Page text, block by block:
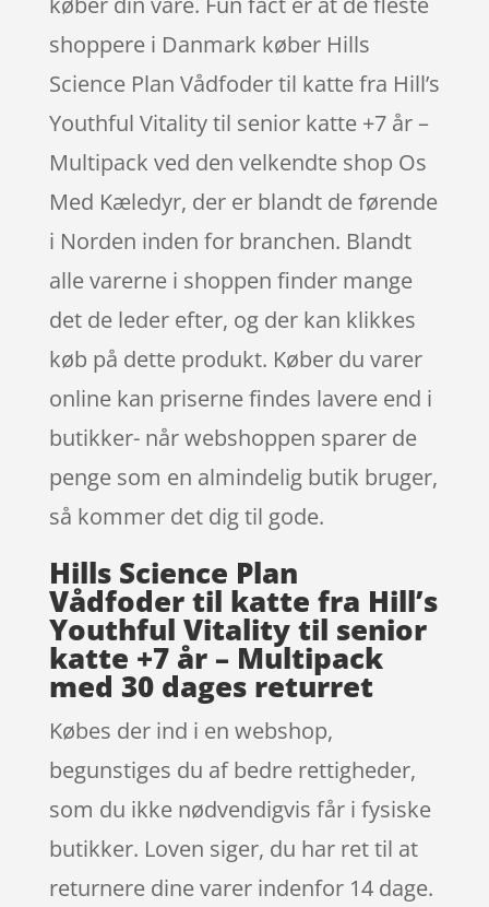
shoppere i Danmark køber Hills
Science Plan Vådfoder til katte fra Hill’s
Youthful Vitality til senior katte +7 år –
Multipack ved den velkendte shop Os
Med Kæledyr, der er blandt de førende
i Norden inden for branchen. Blandt
alle varerne i shoppen finder mange
det de leder efter, og der kan klikkes
køb på dette produkt. Køber du varer
online kan priserne findes lavere end i
butikker- når webshoppen sparer de
penge som en almindelig butik bruger,
så kommer det dig til gode.
Hills Science Plan
Vådfoder til katte fra Hill’s
Youthful Vitality til senior
katte +7 år – Multipack
med 30 dages returret
Købes der ind i en webshop,
begunstiges du af bedre rettigheder,
som du ikke nødvendigvis får i fysiske
butikker. Loven siger, du har ret til at
returnere dine varer indenfor 14 dage.